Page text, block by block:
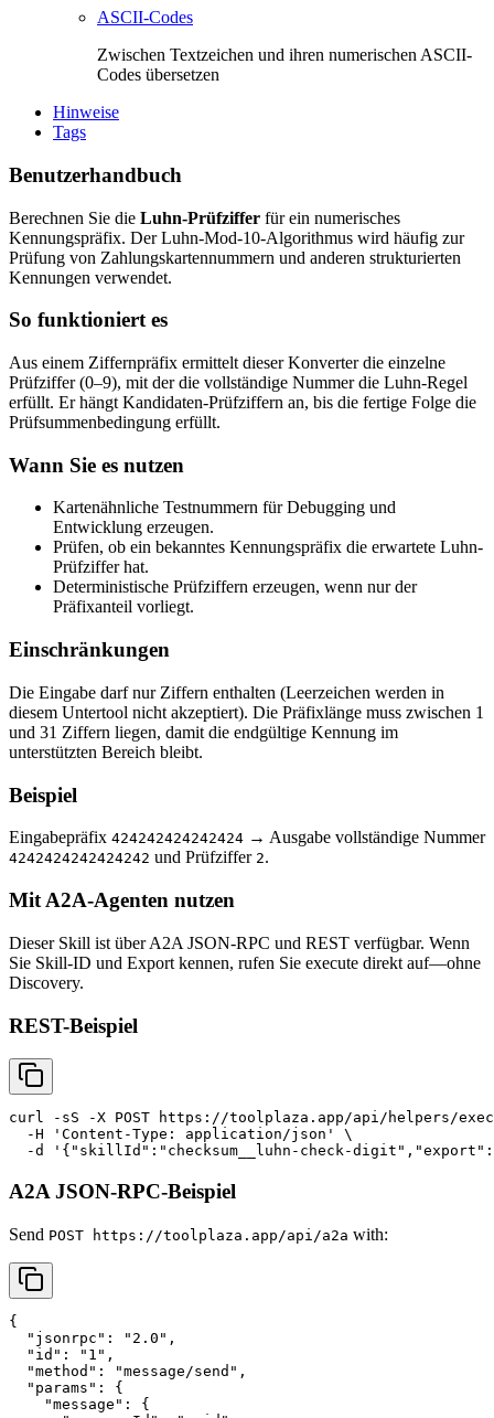
ASCII-Codes
Zwischen Textzeichen und ihren numerischen ASCII-
Codes übersetzen
Hinweise
Tags
Benutzerhandbuch
Berechnen Sie die Luhn-Prüfziffer für ein numerisches
Kennungspräfix. Der Luhn-Mod-10-Algorithmus wird häufig zur
Prüfung von Zahlungskartennummern und anderen strukturierten
Kennungen verwendet.
So funktioniert es
Aus einem Ziffernpräfix ermittelt dieser Konverter die einzelne
Prüfziffer (0–9), mit der die vollständige Nummer die Luhn-Regel
erfüllt. Er hängt Kandidaten-Prüfziffern an, bis die fertige Folge die
Prüfsummenbedingung erfüllt.
Wann Sie es nutzen
Kartenähnliche Testnummern für Debugging und
Entwicklung erzeugen.
Prüfen, ob ein bekanntes Kennungspräfix die erwartete Luhn-
Prüfziffer hat.
Deterministische Prüfziffern erzeugen, wenn nur der
Präfixanteil vorliegt.
Einschränkungen
Die Eingabe darf nur Ziffern enthalten (Leerzeichen werden in
diesem Untertool nicht akzeptiert). Die Präfixlänge muss zwischen 1
und 31 Ziffern liegen, damit die endgültige Kennung im
unterstützten Bereich bleibt.
Beispiel
Eingabepräfix 424242424242424 → Ausgabe vollständige Nummer
4242424242424242 und Prüfziffer 2.
Mit A2A-Agenten nutzen
Dieser Skill ist über A2A JSON-RPC und REST verfügbar. Wenn
Sie Skill-ID und Export kennen, rufen Sie execute direkt auf—ohne
Discovery.
REST-Beispiel
curl -sS -X POST https://toolplaza.app/api/helpers/
  -H 'Content-Type: application/json' \
A2A JSON-RPC-Beispiel
Send POST https://toolplaza.app/api/a2a with:
{
  "jsonrpc": "2.0",
  "id": "1",
  "method": "message/send",
  "params": {
    "message": {